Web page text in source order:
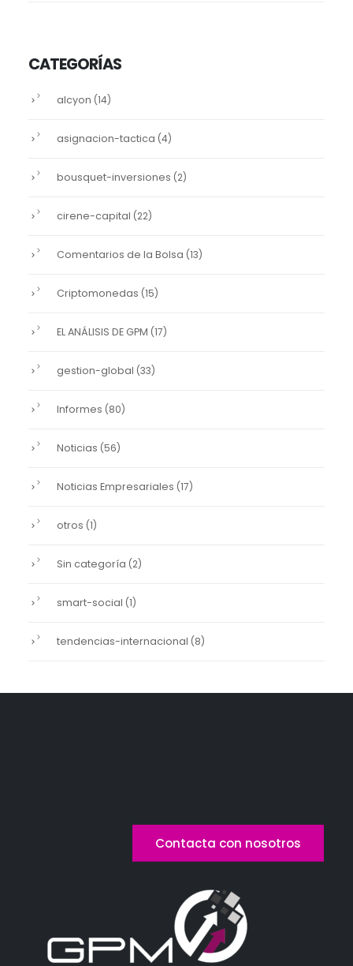
CATEGORÍAS
alcyon (14)
asignacion-tactica (4)
bousquet-inversiones (2)
cirene-capital (22)
Comentarios de la Bolsa (13)
Criptomonedas (15)
EL ANÁLISIS DE GPM (17)
gestion-global (33)
Informes (80)
Noticias (56)
Noticias Empresariales (17)
otros (1)
Sin categoría (2)
smart-social (1)
tendencias-internacional (8)
Contacta con nosotros